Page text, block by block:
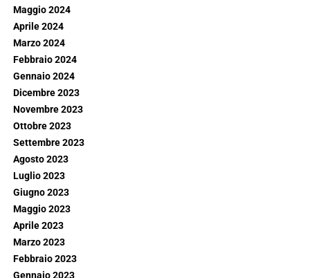
Maggio 2024
Aprile 2024
Marzo 2024
Febbraio 2024
Gennaio 2024
Dicembre 2023
Novembre 2023
Ottobre 2023
Settembre 2023
Agosto 2023
Luglio 2023
Giugno 2023
Maggio 2023
Aprile 2023
Marzo 2023
Febbraio 2023
Gennaio 2023